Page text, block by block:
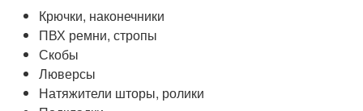
Крючки, наконечники
ПВХ ремни, стропы
Скобы
Люверсы
Натяжители шторы, ролики